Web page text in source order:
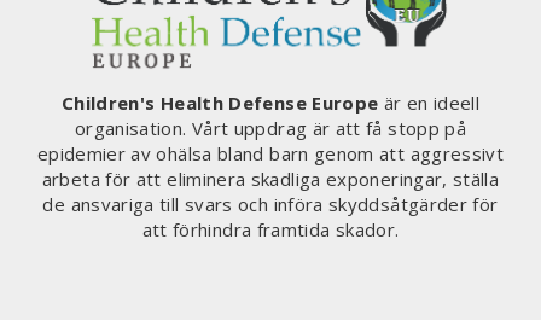
Children's Health Defense Europe är en ideell
organisation. Vårt uppdrag är att få stopp på
epidemier av ohälsa bland barn genom att aggressivt
arbeta för att eliminera skadliga exponeringar, ställa
de ansvariga till svars och införa skyddsåtgärder för
att förhindra framtida skador.